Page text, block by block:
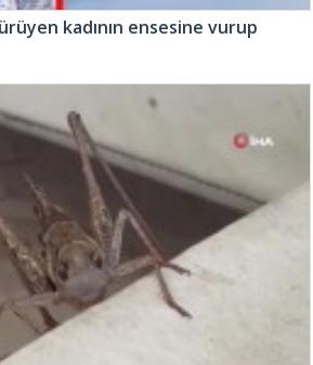
kadının ensesine vurup